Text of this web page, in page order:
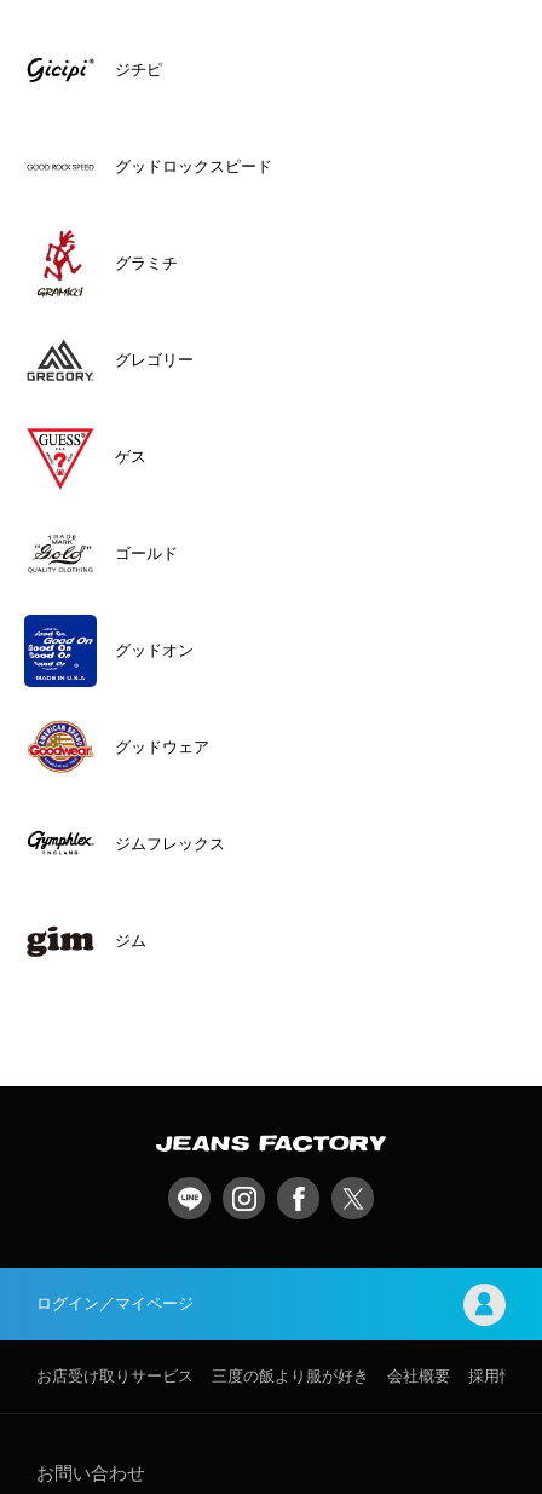
ジチピ
グッドロックスピード
グラミチ
グレゴリー
ゲス
ゴールド
グッドオン
グッドウェア
ジムフレックス
ジム
ログイン／マイページ
お店受け取りサービス 三度の飯より服が好き 会社概要 採用情報
お問い合わせ